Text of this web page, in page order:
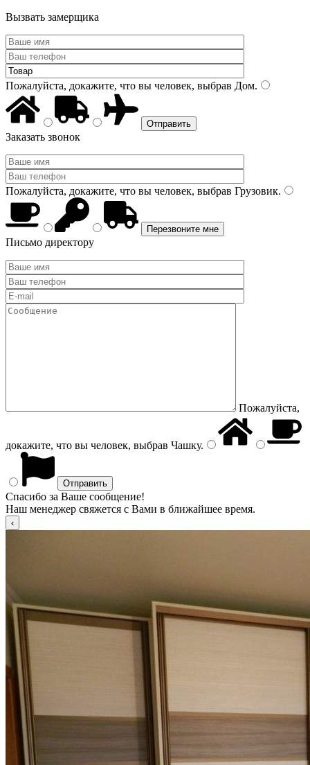
Вызвать замерщика
Пожалуйста, докажите, что вы человек, выбрав Дом.
Заказать звонок
Пожалуйста, докажите, что вы человек, выбрав Грузовик.
Письмо директору
Пожалуйста,
докажите, что вы человек, выбрав Чашку.
Спасибо за Ваше сообщение!
Наш менеджер свяжется с Вами в ближайшее время.